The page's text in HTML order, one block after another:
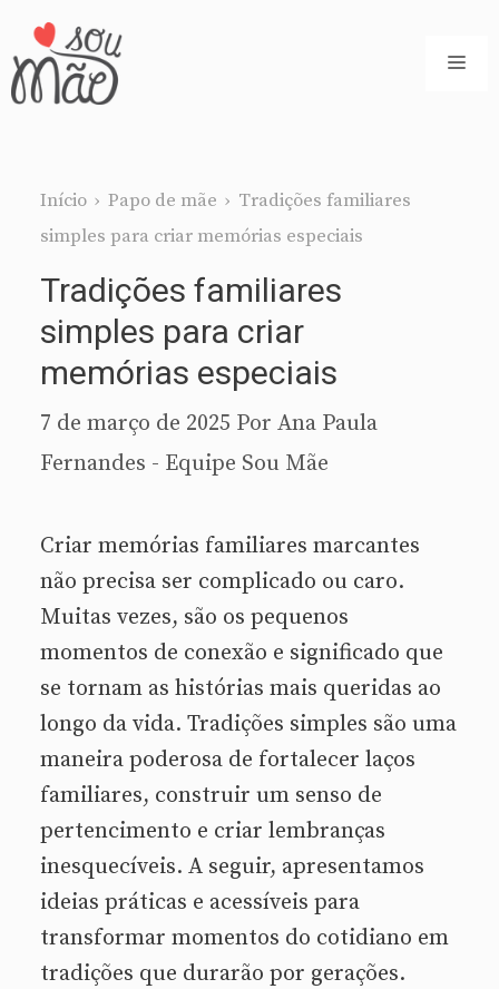
Pular
para
Início › Papo de mãe › Tradições familiares
simples para criar memórias especiais
Tradições familiares
simples para criar
memórias especiais
7 de março de 2025 Por Ana Paula
Fernandes - Equipe Sou Mãe
Criar memórias familiares marcantes
não precisa ser complicado ou caro.
Muitas vezes, são os pequenos
momentos de conexão e significado que
se tornam as histórias mais queridas ao
longo da vida. Tradições simples são uma
maneira poderosa de fortalecer laços
familiares, construir um senso de
pertencimento e criar lembranças
inesquecíveis. A seguir, apresentamos
ideias práticas e acessíveis para
transformar momentos do cotidiano em
tradições que durarão por gerações.